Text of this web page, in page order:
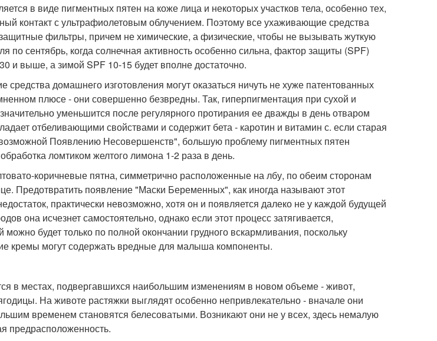
в виде пигментных пятен на коже лица и некоторых участков тела, особенно тех,
контакт с ультрафиолетовым облучением. Поэтому все ухаживающие средства
фильтры, причем не химические, а физические, чтобы не вызывать жуткую
по сентябрь, когда солнечная активность особенно сильна, фактор защиты (SPF)
и выше, а зимой SPF 10-15 будет вполне достаточно.
средства домашнего изготовления могут оказаться ничуть не хуже патентованных
плюсе - они совершенно безвредны. Так, гиперпигментация при сухой и
уменьшится после регулярного протирания ее дважды в день отваром
отбеливающими свойствами и содержит бета - каротин и витамин с. если старая
Появлению Несовершенств", большую проблему пигментных пятен
ломтиком желтого лимона 1-2 раза в день.
коричневые пятна, симметрично расположенные на лбу, по обеим сторонам
Предотвратить появление "Маски Беременных", как иногда называют этот
практически невозможно, хотя он и появляется далеко не у каждой будущей
она исчезнет самостоятельно, однако если этот процесс затягивается,
будет только по полной окончании грудного вскармливания, поскольку
кремы могут содержать вредные для малыша компоненты.
в местах, подвергавшихся наибольшим изменениям в новом объеме - живот,
На животе растяжки выглядят особенно непривлекательно - вначале они
временем становятся белесоватыми. Возникают они не у всех, здесь немалую
предрасположенность.